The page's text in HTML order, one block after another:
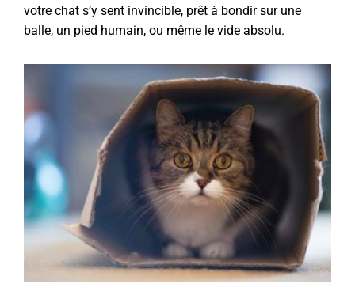
votre chat s’y sent invincible, prêt à bondir sur une
balle, un pied humain, ou même le vide absolu.